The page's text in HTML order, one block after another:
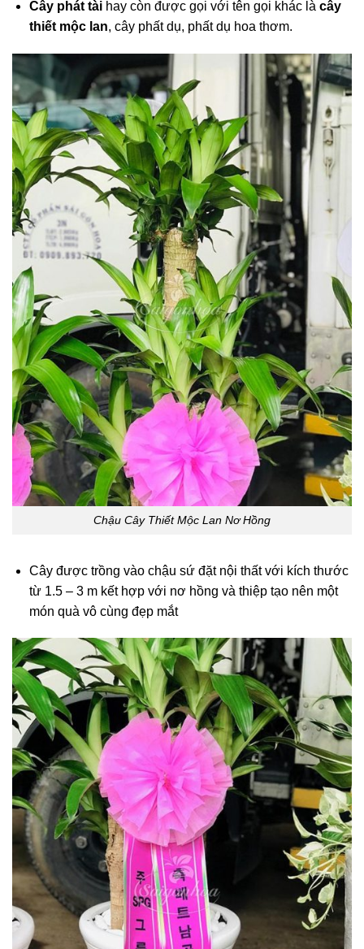
Cây phát tàihay còn được gọi với tên gọi khác là cây
thiết mộc lan, cây phất dụ, phất dụ hoa thơm.
Chậu Cây Thiết Mộc Lan Nơ Hồng
Cây được trồng vào chậu sứ đặt nội thất với kích thước
từ 1.5 – 3 m kết hợp với nơ hồng và thiệp tạo nên một
món quà vô cùng đẹp mắt